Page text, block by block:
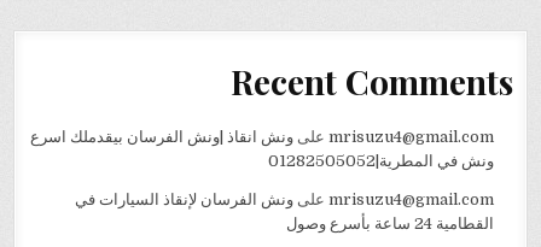
Recent Comments
mrisuzu4@gmail.comعلى ونش انقاذ |ونش الفرسان بيقدملك اسرع
ونش في المطرية|01282505052
mrisuzu4@gmail.comعلى ونش الفرسان لإنقاذ السيارات في
القطامية 24 ساعة بأسرع وصول